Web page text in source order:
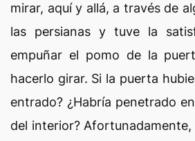
mirar, aquí y allá, a través de
las persianas y tuve la
empuñar el pomo de la
hacerlo girar. Si la puerta
entrado? ¿Habría penetrado
del interior?